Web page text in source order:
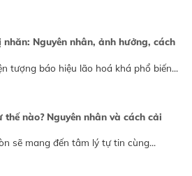
Nguyên nhân, ảnh hưởng, cách
tượng báo hiệu lão hoá khá phổ biến...
nào? Nguyên nhân và cách cải
sẽ mang đến tâm lý tự tin cùng...